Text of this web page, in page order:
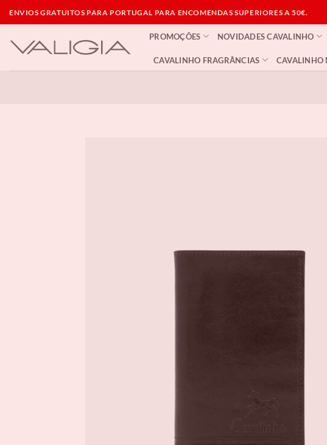
to
content
ENVIOS GRATUITOS PARA PORTUGAL PARA ENCOMENDAS SUPERIORES A 50€.
PROMOÇÕES NOVIDADES CAVALINHO
CAVALINHO FRAGRÂNCIAS CAVALINHO